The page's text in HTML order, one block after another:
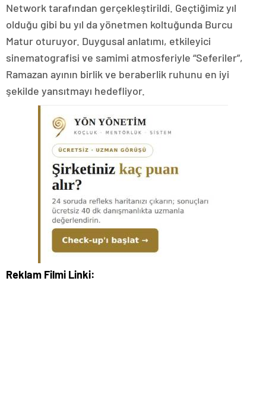
Network tarafından gerçekleştirildi. Geçtiğimiz yıl
olduğu gibi bu yıl da yönetmen koltuğunda Burcu
Matur oturuyor. Duygusal anlatımı, etkileyici
sinematografisi ve samimi atmosferiyle “Seferiler”,
Ramazan ayının birlik ve beraberlik ruhunu en iyi
şekilde yansıtmayı hedefliyor.
Reklam Filmi Linki: